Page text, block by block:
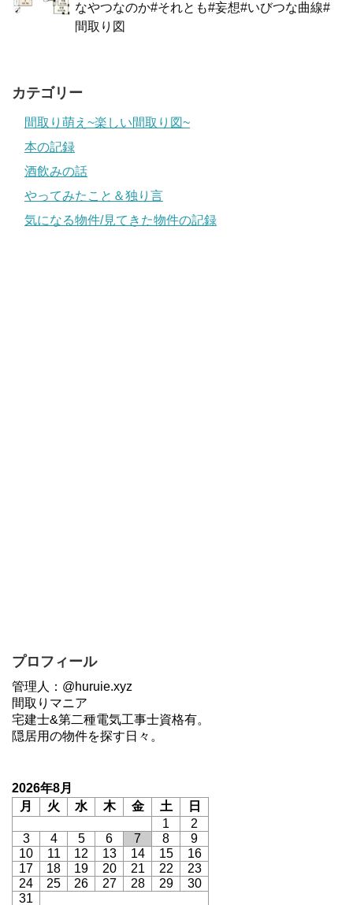
なやつなのか#それとも#妄想#いびつな曲線#
間取り図
カテゴリー
間取り萌え~楽しい間取り図~
本の記録
酒飲みの話
やってみたこと＆独り言
気になる物件/見てきた物件の記録
プロフィール
管理人：@huruie.xyz
間取りマニア
宅建士&第二種電気工事士資格有。
隠居用の物件を探す日々。
2026年8月
月
火 水 木 金 土
日
1
2
3
4 5 6 7 8
9
10
11 12 13 14 15
16
17
18 19 20 21 22
23
24
25 26 27 28 29
30
31